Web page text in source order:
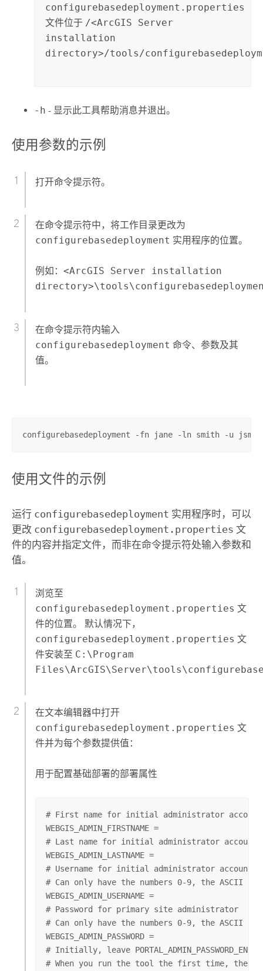
configurebasedeployment.properties
文件位于 /<ArcGIS Server
installation
directory>/tools/
-h - 显示此工具帮助消息并退出。
使用参数的示例
打开命令提示符。
在命令提示符中，将工作目录更改为
configurebasedeployment 实用程序的位置。
例如： <ArcGIS Server installation
在命令提示符内输入
configurebasedeployment 命令、参数及其
值。
configurebasedeployment -fn jane -ln smith -u
使用文件的示例
运行 configurebasedeployment 实用程序时，可以
更改 configurebasedeployment.properties 文
件的内容并指定文件，而非在命令提示符处输入参数和
值。
浏览至
configurebasedeployment.properties 文
件的位置。 默认情况下，
configurebasedeployment.properties 文
件安装至 C:\Program
在文本编辑器中打开
configurebasedeployment.properties 文
件并为每个参数提供值：
用于配置基础部署的部署属性
# First name for initial administrator account
WEBGIS_ADMIN_FIRSTNAME =
# Last name for initial administrator account
WEBGIS_ADMIN_LASTNAME =
# Username for initial administrator account
# Can only have the numbers 0-9, the ASCII
WEBGIS_ADMIN_USERNAME =
# Password for primary site administrator
# Can only have the numbers 0-9, the ASCII
WEBGIS_ADMIN_PASSWORD =
# Initially, leave
# When you run the tool the first time, the